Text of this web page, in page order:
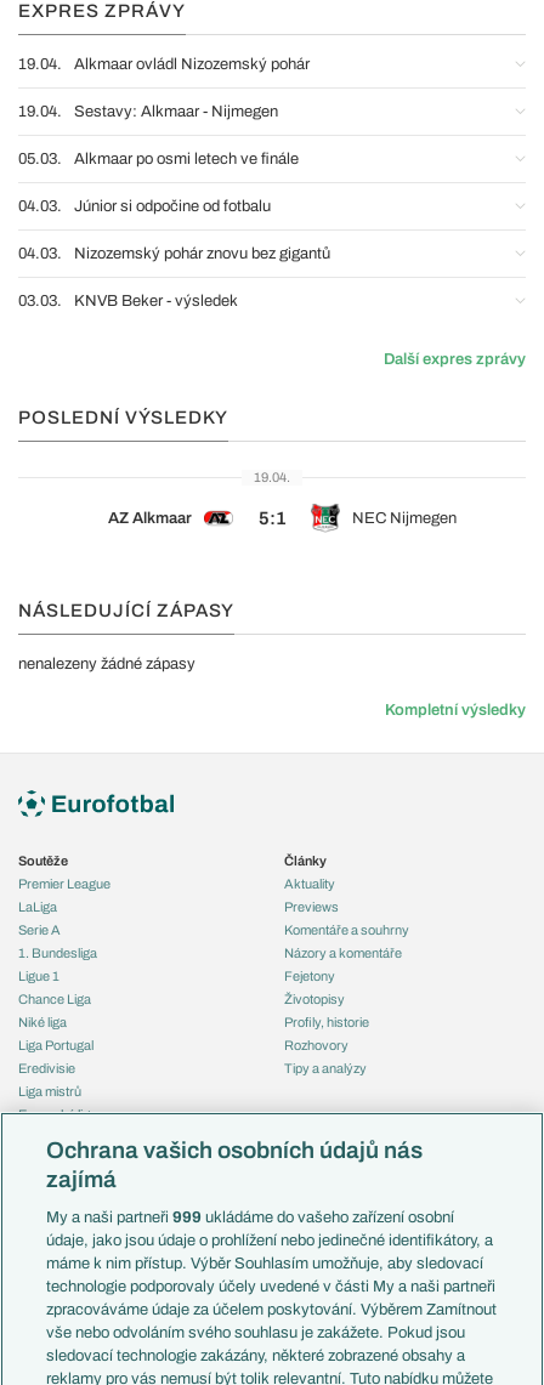
EXPRES ZPRÁVY
19.04. Alkmaar ovládl Nizozemský pohár
19.04. Sestavy: Alkmaar - Nijmegen
05.03. Alkmaar po osmi letech ve finále
04.03. Júnior si odpočine od fotbalu
04.03. Nizozemský pohár znovu bez gigantů
03.03. KNVB Beker - výsledek
Další expres zprávy
POSLEDNÍ VÝSLEDKY
19.04.
AZ Alkmaar 5:1 NEC Nijmegen
NÁSLEDUJÍCÍ ZÁPASY
nenalezeny žádné zápasy
Kompletní výsledky
Soutěže
Premier League
LaLiga
Serie A
1. Bundesliga
Ligue 1
Chance Liga
Niké liga
Liga Portugal
Eredivisie
Liga mistrů
Evropská liga
Mistrovství světa
Liga národů
Témata
Představení týmů MS
EuroSkauting
PL v kostce
Evropské koeficienty
Přestupy
Přestupové spekulace
Články
Aktuality
Previews
Komentáře a souhrny
Názory a komentáře
Fejetony
Životopisy
Profily, historie
Rozhovory
Tipy a analýzy
Česko
Francie
Itálie
Německo
Španělsko
Argentina
Brazílie
Přestupy
Ochrana vašich osobních údajů nás
zajímá
My a naši partneři999 ukládáme do vašeho zařízení osobní
údaje, jako jsou údaje o prohlížení nebo jedinečné identifikátory, a
máme k nim přístup. Výběr Souhlasím umožňuje, aby sledovací
technologie podporovaly účely uvedené v části My a naši partneři
zpracováváme údaje za účelem poskytování. Výběrem Zamítnout
vše nebo odvoláním svého souhlasu je zakážete. Pokud jsou
sledovací technologie zakázány, některé zobrazené obsahy a
reklamy pro vás nemusí být tolik relevantní. Tuto nabídku můžete